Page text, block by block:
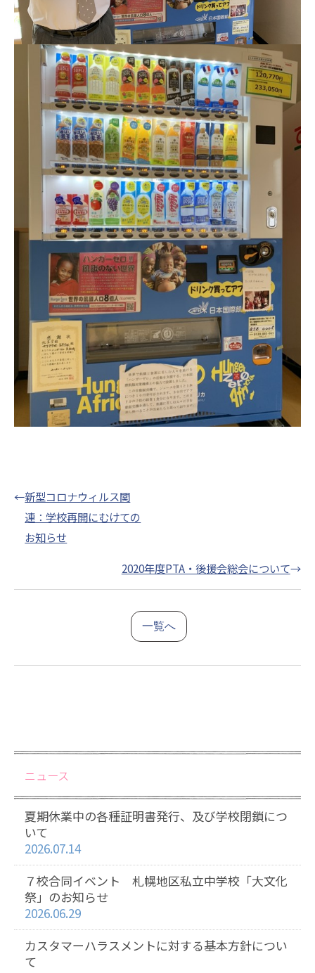
←新型コロナウィルス関
連：学校再開にむけての
お知らせ
2020年度PTA・後援会総会について→
一覧へ
ニュース
夏期休業中の各種証明書発行、及び学校閉鎖につ
いて
2026.07.14
７校合同イベント 札幌地区私立中学校「大文化
祭」のお知らせ
2026.06.29
カスタマーハラスメントに対する基本方針につい
て